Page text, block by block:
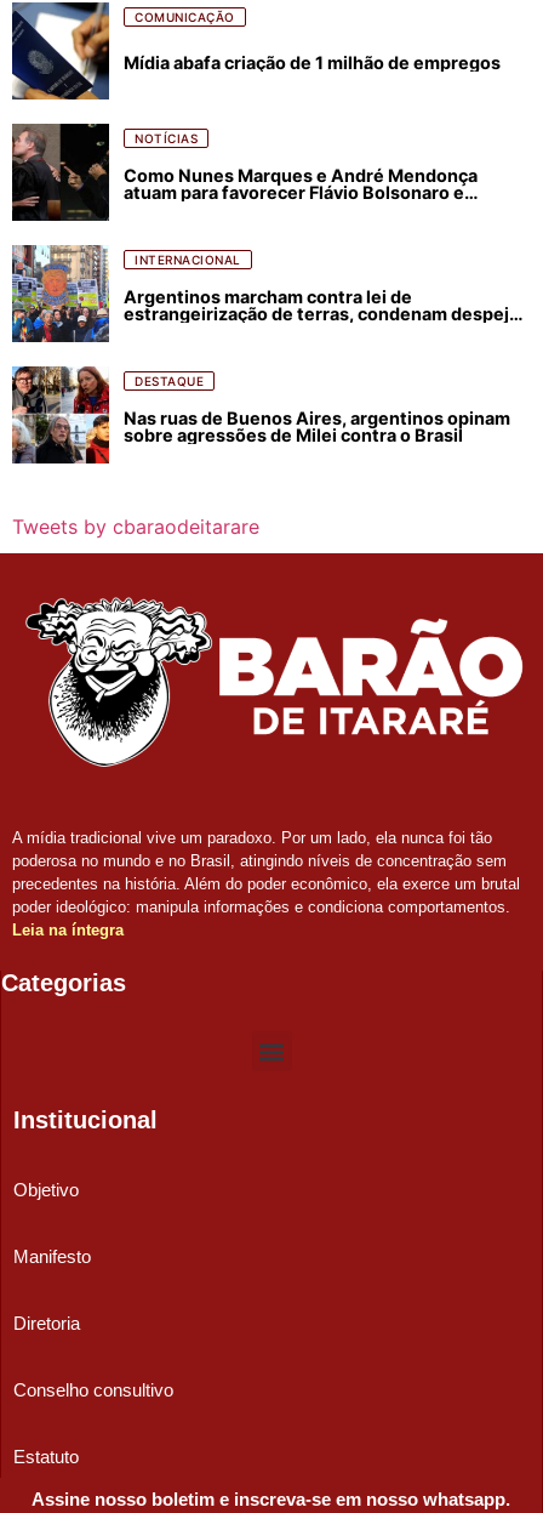
COMUNICAÇÃO
Mídia abafa criação de 1 milhão de empregos
NOTÍCIAS
Como Nunes Marques e André Mendonça
atuam para favorecer Flávio Bolsonaro e
INTERNACIONAL
Argentinos marcham contra lei de
estrangeirização de terras, condenam despejos
DESTAQUE
Nas ruas de Buenos Aires, argentinos opinam
sobre agressões de Milei contra o Brasil
Tweets by cbaraodeitarare
A mídia tradicional vive um paradoxo. Por um lado, ela nunca foi tão
poderosa no mundo e no Brasil, atingindo níveis de concentração sem
precedentes na história. Além do poder econômico, ela exerce um brutal
poder ideológico: manipula informações e condiciona comportamentos.
Leia na íntegra
Categorias
Institucional
Objetivo
Manifesto
Diretoria
Conselho consultivo
Estatuto
Assine nosso boletim e inscreva-se em nosso whatsapp.